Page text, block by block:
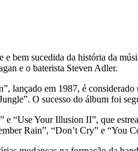
e bem sucedida da história da
e o baterista Steven Adler.
lançado em 1987, é
O sucesso do álbum foi
“Use Your Illusion II”, que
Rain”, “Don’t Cry” e “You